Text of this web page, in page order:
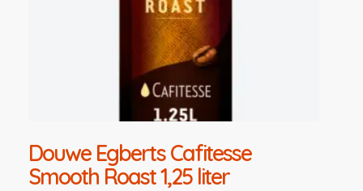
Douwe Egberts Cafitesse
Smooth Roast 1,25 liter